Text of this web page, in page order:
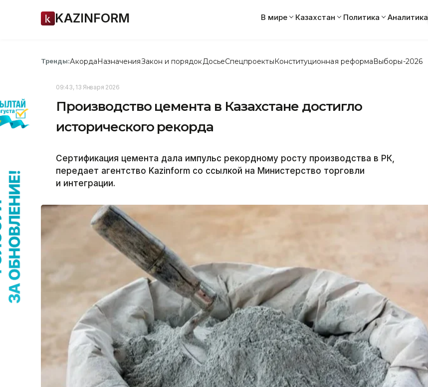
KAZINFORM В мире Казахстан Политика Аналитика
Тренды:АкордаНазначенияЗакон и порядок ДосьеСпецпроектыКонституционная реформаВыборы-2026
09:43, 13 Января 2026
Производство цемента в Казахстане достигло
исторического рекорда
Сертификация цемента дала импульс рекордному росту производства в РК,
передает агентство Kazinform со ссылкой на Министерство торговли
и интеграции.